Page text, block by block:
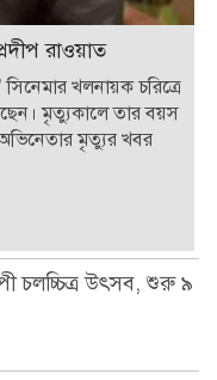
রাওয়াত
খলনায়ক চরিত্রে
মৃত্যুকালে তার বয়স
মৃত্যুর খবর
চলচ্চিত্র উৎসব, শুরু ৯